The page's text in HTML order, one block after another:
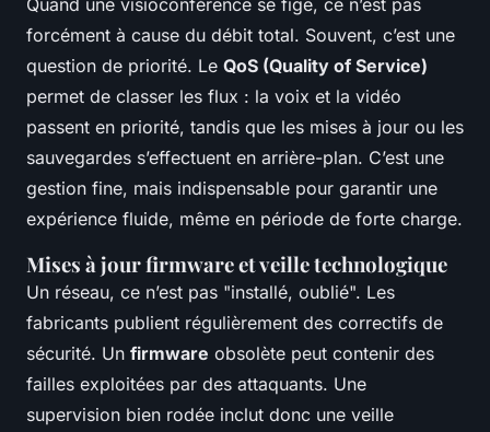
Quand une visioconférence se fige, ce n’est pas
forcément à cause du débit total. Souvent, c’est une
question de priorité. Le QoS (Quality of Service)
permet de classer les flux : la voix et la vidéo
passent en priorité, tandis que les mises à jour ou les
sauvegardes s’effectuent en arrière-plan. C’est une
gestion fine, mais indispensable pour garantir une
expérience fluide, même en période de forte charge.
Mises à jour firmware et veille technologique
Un réseau, ce n’est pas "installé, oublié". Les
fabricants publient régulièrement des correctifs de
sécurité. Un firmware obsolète peut contenir des
failles exploitées par des attaquants. Une
supervision bien rodée inclut donc une veille